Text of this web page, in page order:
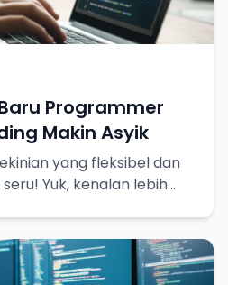
Programmer
Makin Asyik
yang fleksibel dan
Yuk, kenalan lebih